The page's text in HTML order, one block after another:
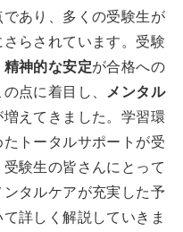
あり、多くの受験生が
らされています。受験
精神的な安定が合格への
点に着目し、 メンタル
えてきました。学習環
トータルサポートが受
験生の皆さんにとって
タルケアが充実した予
詳しく解説していきま